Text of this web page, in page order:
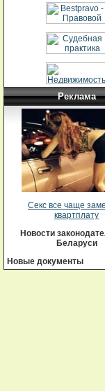
Реклама
Секс все чаще
квартплату
Новости
Беларуси
Новые документы